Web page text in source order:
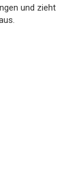
und zieht